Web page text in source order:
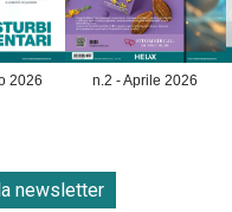
2026 n.2 - Aprile 2026
newsletter